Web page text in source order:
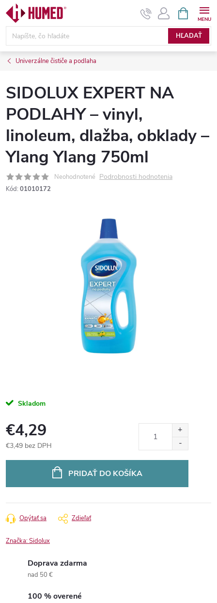
Prejsť
obsah
HĽADAŤ
KOŠÍK
Univerzálne čističe a podlaha
SIDOLUX EXPERT NA
PODLAHY – vinyl,
linoleum, dlažba, obklady –
Ylang Ylang 750ml
Neohodnotené Podrobnosti hodnotenia
Kód: 01010172
Skladom
€4,29
€3,49 bez DPH
PRIDAŤ DO KOŠÍKA
Opýtať sa Zdieľať
Značka:Sidolux
Doprava zdarma
nad 50 €
100 % overené